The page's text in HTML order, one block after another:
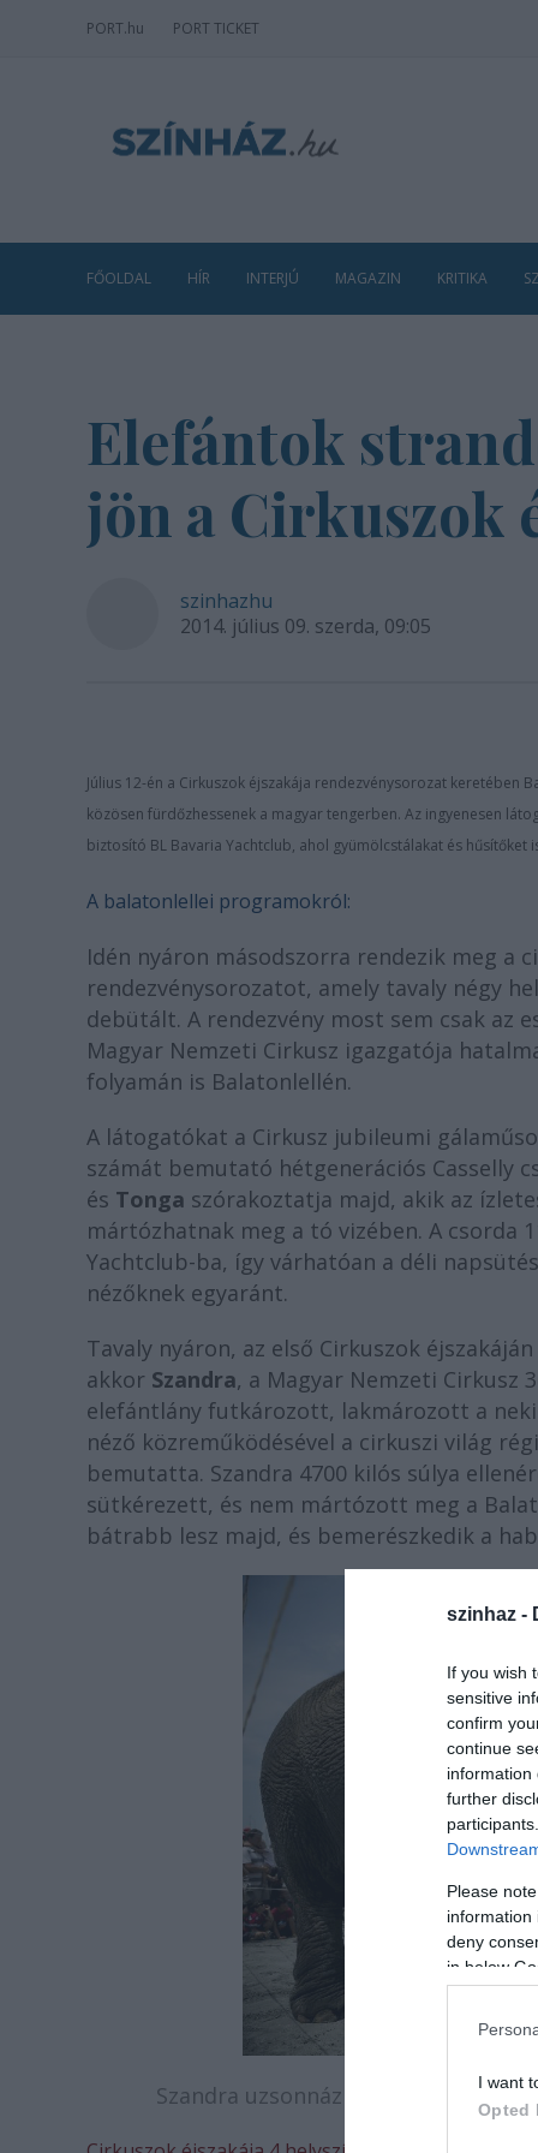
szinhaz -
If you wish
sensitive
confirm
continue
information
further
Please
information
deny
in below
I want
Opted
PORT.hu PORT TICKET
FŐOLDAL HÍR INTERJÚ MAGAZIN KRITIKA
Elefántok
jön a Cirkuszok
szinhazhu
2014. július 09. szerda, 09:05
Július 12-én a Cirkuszok éjszakája rendezvénysorozat keretében
közösen fürdőzhessenek a magyar tengerben. Az ingyenesen
biztosító BL Bavaria Yachtclub, ahol gyümölcstálakat és hűsítőket
A balatonlellei programokról:
Idén nyáron másodszorra rendezik meg a
rendezvénysorozatot, amely tavaly négy
debütált. A rendezvény most sem csak az
Magyar Nemzeti Cirkusz igazgatója
folyamán is Balatonlellén.
A látogatókat a Cirkusz jubileumi
számát bemutató hétgenerációs Casselly
és Tonga szórakoztatja majd, akik az
mártózhatnak meg a tó vizében. A csorda
Yachtclub-ba, így várhatóan a déli
nézőknek egyaránt.
Tavaly nyáron, az első Cirkuszok
akkor Szandra, a Magyar Nemzeti Cirkusz
elefántlány futkározott, lakmározott a
néző közreműködésével a cirkuszi világ
bemutatta. Szandra 4700 kilós súlya
sütkérezett, és nem mártózott meg a
bátrabb lesz majd, és bemerészkedik a
Szandra uzsonnázik a Balaton